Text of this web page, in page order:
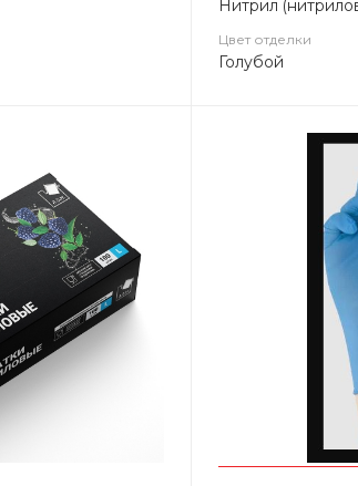
Нитрил
Цвет отделки
Голубой